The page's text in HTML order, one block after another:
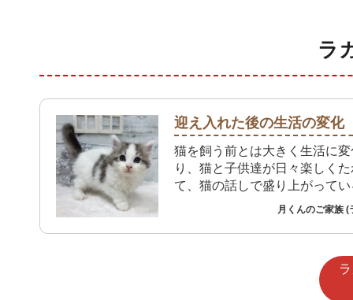
ラ
迎え入れた後の生活の変化
猫を飼う前とは大きく生活に
り、猫と子供達が日々楽しく
て、猫の話しで盛り上がって
月くんのご家族 (